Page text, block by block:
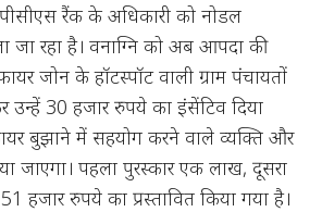
रैंक के अधिकारी को नोडल
जा रहा है। वनाग्नि को अब आपदा की
जोन के हॉटस्पॉट वाली ग्राम पंचायतों
30 हजार रुपये का इंसेंटिव दिया
बुझाने में सहयोग करने वाले व्यक्ति और
जाएगा। पहला पुरस्कार एक लाख, दूसरा
हजार रुपये का प्रस्तावित किया गया है।